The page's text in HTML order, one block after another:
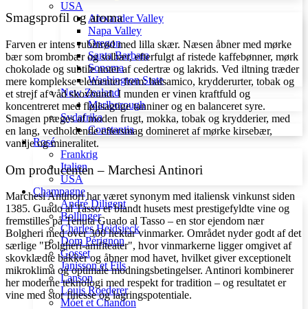
USA
Alexander Valley
Napa Valley
Oregon
Santa Barbara
Sonoma
Washington State
New Zealand
Marlborough
Sydafrika
Constantia
Rosé
Frankrig
Italien
USA
Champagne
André Diligent
Bollinger
Charles Heidsieck
Dom Pérignon
Gosset
Janisson et Fils
Lanson
Louis Roederer
Móet et Chandon
Smagsprofil og aroma
Farven er intens rubinrød med lilla skær. Næsen åbner med mørke
bær som brombær og solbær, efterfulgt af ristede kaffebønner, mørk
chokolade og subtile noter af cedertræ og lakrids. Ved iltning træder
mere komplekse elementer frem: balsamico, krydderurter, tobak og
et strejf af våd skovbund. I munden er vinen kraftfuld og
koncentreret med fløjlsagtige tanniner og en balanceret syre.
Smagen præges af moden frugt, mokka, tobak og krydderier, med
en lang, vedholdende eftersmag domineret af mørke kirsebær,
vanilje og mineralitet.
Om producenten – Marchesi Antinori
Marchesi Antinori har været synonym med italiensk vinkunst siden
1385. Guado al Tasso er blandt husets mest prestigefyldte vine og
fremstilles på Tenuta Guado al Tasso – en stor ejendom nær
Bolgheri med over 300 hektar vinmarker. Området nyder godt af det
særlige "Bolgheri-amfiteater", hvor vinmarkerne ligger omgivet af
skovklædte bakker og åbner mod havet, hvilket giver exceptionelt
mikroklima og optimale modningsbetingelser. Antinori kombinerer
her moderne teknologi med respekt for tradition – og resultatet er
vine med stor finesse og lagringspotentiale.